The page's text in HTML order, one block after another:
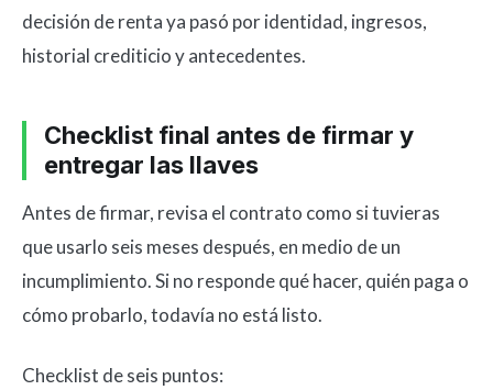
decisión de renta ya pasó por identidad, ingresos,
historial crediticio y antecedentes.
Checklist final antes de firmar y
entregar las llaves
Antes de firmar, revisa el contrato como si tuvieras
que usarlo seis meses después, en medio de un
incumplimiento. Si no responde qué hacer, quién paga o
cómo probarlo, todavía no está listo.
Checklist de seis puntos: